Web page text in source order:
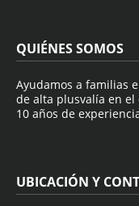
QUIÉNES SOMOS
Ayudamos a familias
de alta plusvalía en el
10 años de
UBICACIÓN Y